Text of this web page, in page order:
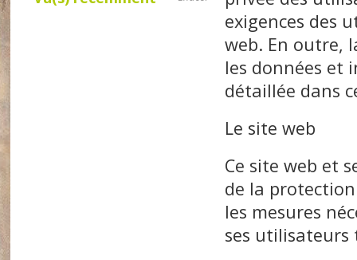
exigences des
web. En outre,
les données et
détaillée dans
Le site web
Ce site web et
de la
les mesures
ses